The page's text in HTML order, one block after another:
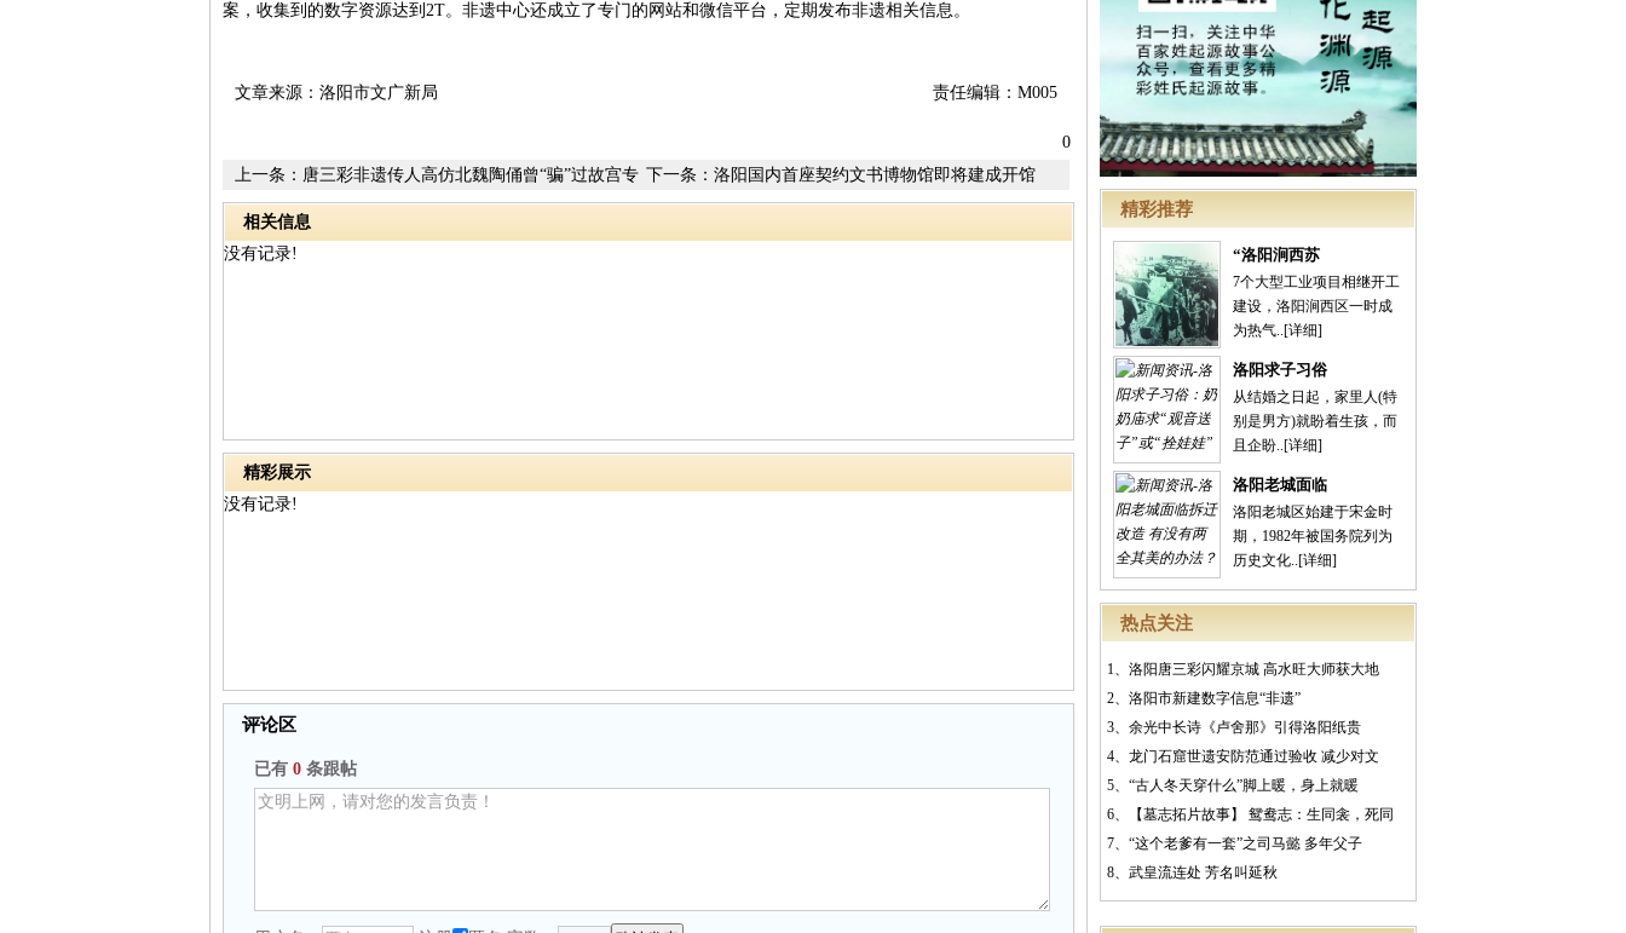
精彩推荐
“洛阳涧西苏
7个大型工业项目相继开工
建设，洛阳涧西区一时成
为热气..[详细]
洛阳求子习俗
从结婚之日起，家里人(特
别是男方)就盼着生孩，而
且企盼..[详细]
洛阳老城面临
洛阳老城区始建于宋金时
期，1982年被国务院列为
历史文化..[详细]
热点关注
1、 洛阳唐三彩闪耀京城 高水旺大师获大地
2、 洛阳市新建数字信息“非遗”
3、 余光中长诗《卢舍那》引得洛阳纸贵
4、 龙门石窟世遗安防范通过验收 减少对文
5、 “古人冬天穿什么”脚上暖，身上就暖
6、
【墓志拓片故事】 鸳鸯志：生同衾，死同
7、 “这个老爹有一套”之司马懿 多年父子
8、 武皇流连处 芳名叫延秋
案，收集到的数字资源达到2T。非遗中心还成立了专门的网站和微信平台，定期发布非遗相关信息。
责任编辑：M005
文章来源：洛阳市文广新局
0
下一条： 洛阳国内首座契约文书博物馆即将建成开馆
上一条： 唐三彩非遗传人高仿北魏陶俑曾“骗”过故宫专
家
相关信息
没有记录!
精彩展示
没有记录!
评论区
已有 0 条跟帖